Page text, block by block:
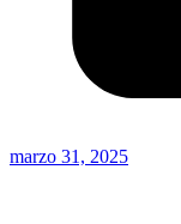
marzo 31, 2025